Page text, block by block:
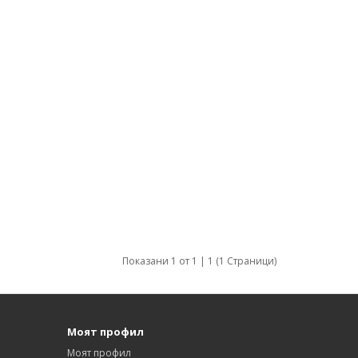
Показани 1 от 1 | 1 (1 Страници)
Моят профил
Моят профил